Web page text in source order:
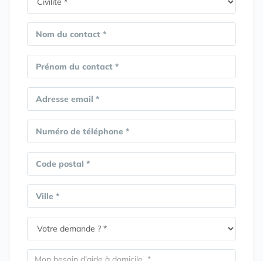
Nom du contact *
Prénom du contact *
Adresse email *
Numéro de téléphone *
Code postal *
Ville *